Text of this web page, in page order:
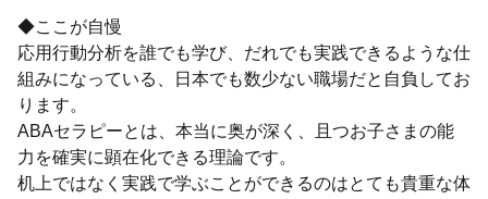
◆ここが自慢
応用行動分析を誰でも学び、だれでも実践できるような仕
組みになっている、日本でも数少ない職場だと自負してお
ります。
ABAセラピーとは、本当に奥が深く、且つお子さまの能
力を確実に顕在化できる理論です。
机上ではなく実践で学ぶことができるのはとても貴重な体